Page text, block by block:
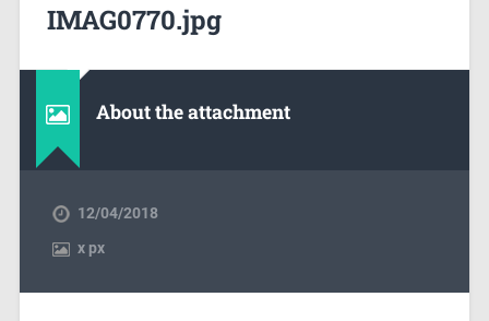
IMAG0770.jpg
About the attachment
12/04/2018
xpx